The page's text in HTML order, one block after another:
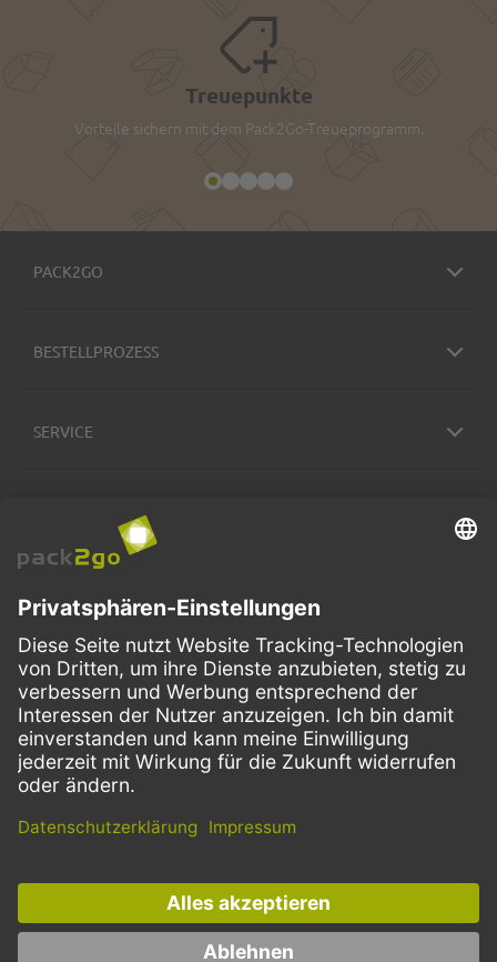
Treuepunkte
Vorteile sichern mit dem Pack2Go-Treueprogramm.
PACK2GO
BESTELLPROZESS
SERVICE
VERSANDARTEN
FacebookInstagramLinkedIn